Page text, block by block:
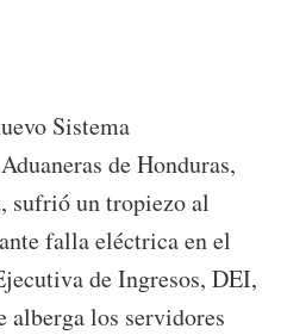
Sistema
de Honduras,
sufrió un tropiezo al
falla eléctrica en el
de Ingresos, DEI,
alberga los servidores